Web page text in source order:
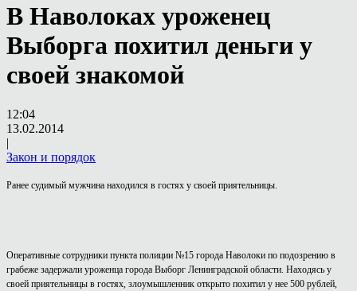
В Наволоках уроженец
Выборга похитил деньги у
своей знакомой
12:04
13.02.2014
|
Закон и порядок
Ранее судимый мужчина находился в гостях у своей приятельницы.
Оперативные сотрудники пункта полиции №15 города Наволоки по подозрению в
грабеже задержали уроженца города Выборг Ленинградской области. Находясь у
своей приятельницы в гостях, злоумышленник открыто похитил у нее 500 рублей,